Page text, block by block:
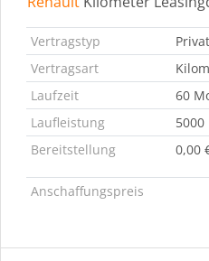
Leasingdetails
Vertragstyp
Vertragsart
Laufzeit
60
Laufleistung
5000
Bereitstellung
0,00
Anschaffungspreis